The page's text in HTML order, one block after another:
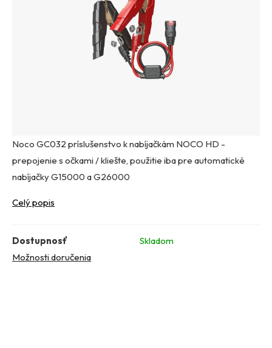
Noco GC032 príslušenstvo k nabíjačkám NOCO HD -
prepojenie s očkami / kliešte, použitie iba pre automatické
nabíjačky G15000 a G26000
Celý popis
Dostupnosť
Skladom
Možnosti doručenia